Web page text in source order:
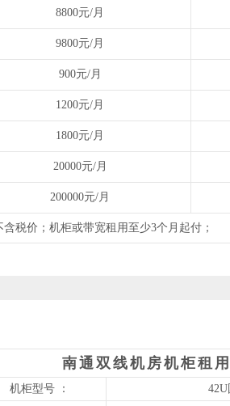
8800元/月
9800元/月
900元/月
1200元/月
1800元/月
20000元/月
200000元/月
税价；机柜或带宽租用至少3个月起付；
南通双线机房机柜租用
机柜型号 ：
42U